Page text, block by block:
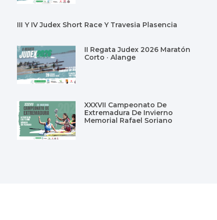
III Y IV Judex Short Race Y Travesia Plasencia
II Regata Judex 2026 Maratón
Corto · Alange
XXXVII Campeonato De
Extremadura De Invierno
Memorial Rafael Soriano